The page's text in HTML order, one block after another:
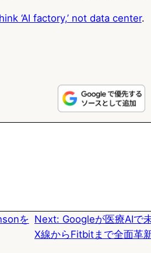
‘AI factory,’ not data center.
を Next: Googleが医療AIで
X線からFitbitまで全面革